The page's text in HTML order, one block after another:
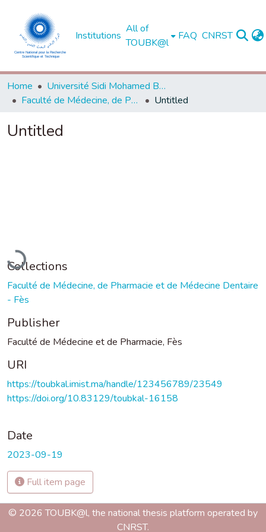
Institutions
All of
TOUBK@l
FAQ CNRST
Home
Université Sidi Mohamed Ben Abdellah de Fès
Faculté de Médecine, de Pharmacie et de Médecine Dentaire - Fès
Untitled
Untitled
Collections
Faculté de Médecine, de Pharmacie et de Médecine Dentaire
- Fès
Publisher
Faculté de Médecine et de Pharmacie, Fès
URI
https://toubkal.imist.ma/handle/123456789/23549
https://doi.org/10.83129/toubkal-16158
Date
2023-09-19
Full item page
© 2026 TOUBK@l, the national thesis platform operated by
CNRST.